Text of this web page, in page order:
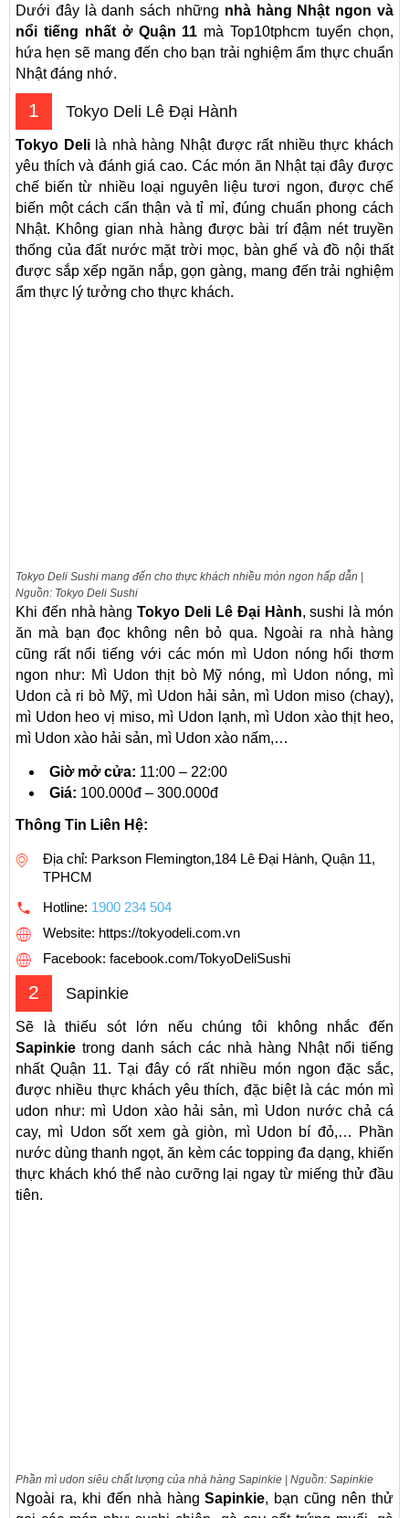
Dưới đây là danh sách những nhà hàng Nhật ngon và
nổi tiếng nhất ở Quận 11 mà Top10tphcm tuyển chọn,
hứa hẹn sẽ mang đến cho bạn trải nghiệm ẩm thực chuẩn
Nhật đáng nhớ.
1 Tokyo Deli Lê Đại Hành
Tokyo Deli là nhà hàng Nhật được rất nhiều thực khách
yêu thích và đánh giá cao. Các món ăn Nhật tại đây được
chế biến từ nhiều loại nguyên liệu tươi ngon, được chế
biến một cách cẩn thận và tỉ mỉ, đúng chuẩn phong cách
Nhật. Không gian nhà hàng được bài trí đậm nét truyền
thống của đất nước mặt trời mọc, bàn ghế và đồ nội thất
được sắp xếp ngăn nắp, gọn gàng, mang đến trải nghiệm
ẩm thực lý tưởng cho thực khách.
Tokyo Deli Sushi mang đến cho thực khách nhiều món ngon hấp dẫn |
Nguồn: Tokyo Deli Sushi
Khi đến nhà hàngTokyo Deli Lê Đại Hành, sushi là món
ăn mà bạn đọc không nên bỏ qua. Ngoài ra nhà hàng
cũng rất nổi tiếng với các món mì Udon nóng hổi thơm
ngon như: Mì Udon thịt bò Mỹ nóng, mì Udon nóng, mì
Udon cà ri bò Mỹ, mì Udon hải sản, mì Udon miso (chay),
mì Udon heo vị miso, mì Udon lạnh, mì Udon xào thịt heo,
mì Udon xào hải sản, mì Udon xào nấm,…
Giờ mở cửa: 11:00 – 22:00
Giá: 100.000đ – 300.000đ
Thông Tin Liên Hệ:
Địa chỉ: Parkson Flemington,184 Lê Đại Hành, Quận 11,
TPHCM
Hotline: 1900 234 504
Website: https://tokyodeli.com.vn
Facebook: facebook.com/TokyoDeliSushi
2 Sapinkie
Sẽ là thiếu sót lớn nếu chúng tôi không nhắc đến
Sapinkie trong danh sách các nhà hàng Nhật nổi tiếng
nhất Quận 11. Tại đây có rất nhiều món ngon đặc sắc,
được nhiều thực khách yêu thích, đặc biệt là các món mì
udon như: mì Udon xào hải sản, mì Udon nước chả cá
cay, mì Udon sốt xem gà giòn, mì Udon bí đỏ,… Phần
nước dùng thanh ngọt, ăn kèm các topping đa dạng, khiến
thực khách khó thể nào cưỡng lại ngay từ miếng thử đầu
tiên.
Phần mì udon siêu chất lượng của nhà hàng Sapinkie | Nguồn: Sapinkie
Ngoài ra, khi đến nhà hàngSapinkie, bạn cũng nên thử